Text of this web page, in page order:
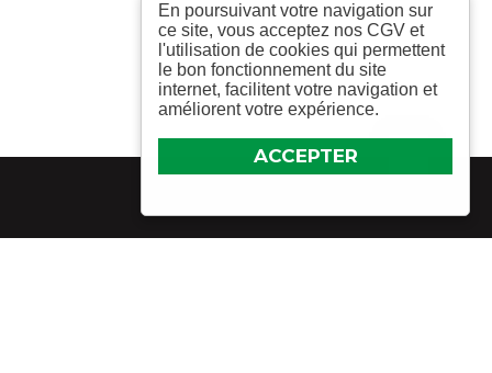
ACCEPTER
En poursuivant votre navigation sur
ce site, vous acceptez nos CGV et
l'utilisation de cookies qui permettent
le bon fonctionnement du site
internet, facilitent votre navigation et
améliorent votre expérience.